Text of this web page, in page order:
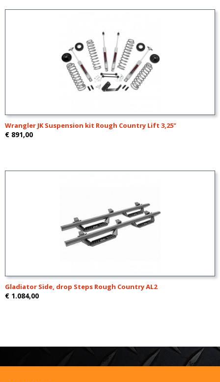
Wrangler JK Suspension kit Rough Country Lift 3,25"
€ 891,00
Gladiator Side, drop Steps Rough Country AL2
€ 1.084,00